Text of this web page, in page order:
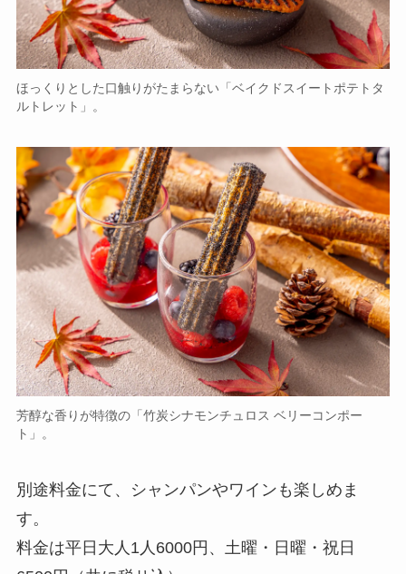
ほっくりとした口触りがたまらない「ベイクドスイートポテトタ
ルトレット」。
芳醇な香りが特徴の「竹炭シナモンチュロス ベリーコンポー
ト」。
別途料金にて、シャンパンやワインも楽しめま
す。
料金は平日大人1人6000円、土曜・日曜・祝日